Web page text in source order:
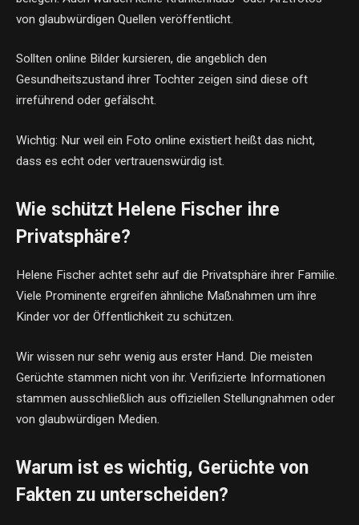
von glaubwürdigen Quellen veröffentlicht.
Sollten online Bilder kursieren, die angeblich den
Gesundheitszustand ihrer Tochter zeigen sind diese oft
irreführend oder gefälscht.
Wichtig: Nur weil ein Foto online existiert heißt das nicht,
dass es echt oder vertrauenswürdig ist.
Wie schützt Helene Fischer ihre
Privatsphäre?
Helene Fischer achtet sehr auf die Privatsphäre ihrer Familie.
Viele Prominente ergreifen ähnliche Maßnahmen um ihre
Kinder vor der Öffentlichkeit zu schützen.
Wir wissen nur sehr wenig aus erster Hand. Die meisten
Gerüchte stammen nicht von ihr. Verifizierte Informationen
stammen ausschließlich aus offiziellen Stellungnahmen oder
von glaubwürdigen Medien.
Warum ist es wichtig, Gerüchte von
Fakten zu unterscheiden?